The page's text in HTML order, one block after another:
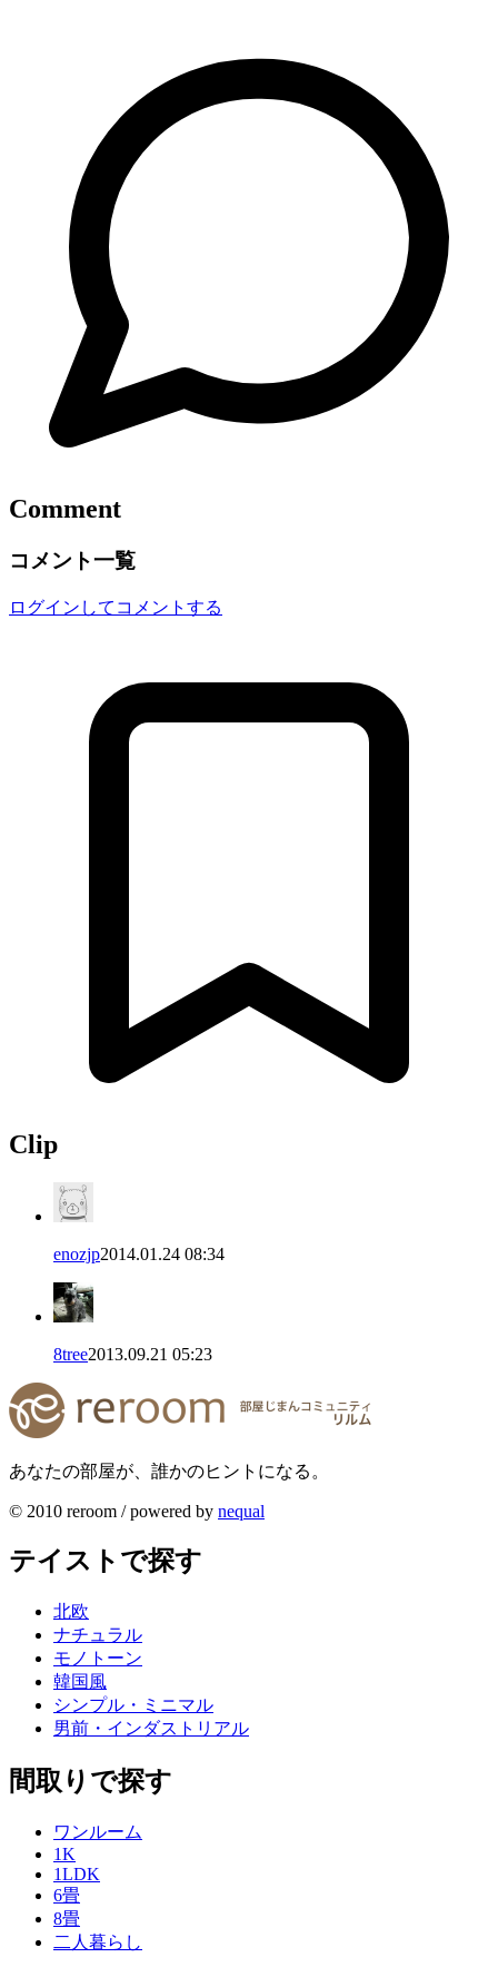
Comment
コメント一覧
ログインしてコメントする
Clip
enozjp2014.01.24 08:34
8tree2013.09.21 05:23
あなたの部屋が、誰かのヒントになる。
© 2010 reroom / powered by nequal
テイストで探す
北欧
ナチュラル
モノトーン
韓国風
シンプル・ミニマル
男前・インダストリアル
間取りで探す
ワンルーム
1K
1LDK
6畳
8畳
二人暮らし